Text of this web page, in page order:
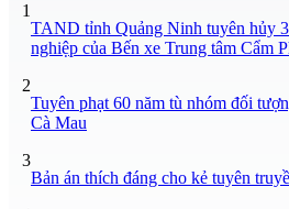
1
TAND tỉnh Quảng Ninh tuyên hủy
nghiệp của Bến xe Trung tâm Cẩm
2
Tuyên phạt 60 năm tù nhóm đối
Cà Mau
3
Bản án thích đáng cho kẻ tuyên